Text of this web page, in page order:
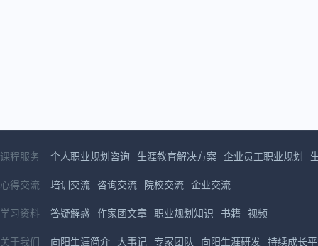
课程服务 个人职业规划咨询 生涯教育解决方案 企业员工职业规划
心得交流 培训交流 咨询交流 院校交流 企业交流
学习资料 答疑解惑 作家团文章 职业规划知识 书籍 视频
关于我们 向阳生涯简介 大事记 专家团队 向阳生涯研发 持续成长